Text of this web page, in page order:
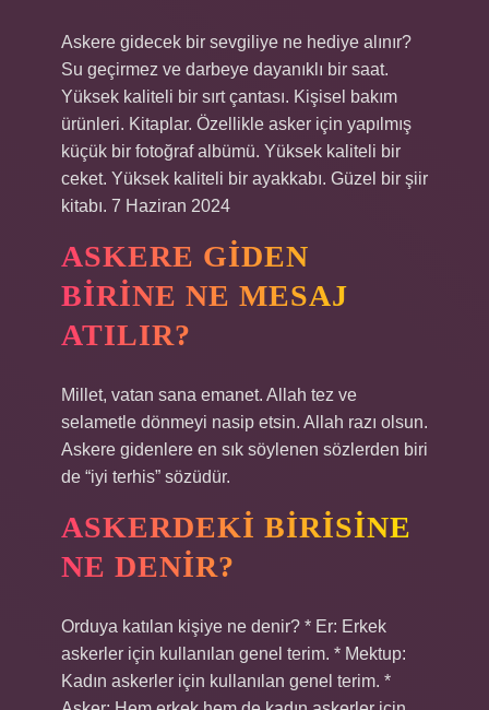
Askere gidecek bir sevgiliye ne hediye alınır?
Su geçirmez ve darbeye dayanıklı bir saat.
Yüksek kaliteli bir sırt çantası. Kişisel bakım
ürünleri. Kitaplar. Özellikle asker için yapılmış
küçük bir fotoğraf albümü. Yüksek kaliteli bir
ceket. Yüksek kaliteli bir ayakkabı. Güzel bir şiir
kitabı. 7 Haziran 2024
ASKERE GIDEN
BIRINE NE MESAJ
ATILIR?
Millet, vatan sana emanet. Allah tez ve
selametle dönmeyi nasip etsin. Allah razı olsun.
Askere gidenlere en sık söylenen sözlerden biri
de “iyi terhis” sözüdür.
ASKERDEKI BIRISINE
NE DENIR?
Orduya katılan kişiye ne denir? * Er: Erkek
askerler için kullanılan genel terim. * Mektup:
Kadın askerler için kullanılan genel terim. *